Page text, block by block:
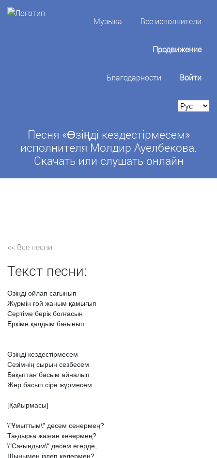
Музыка Все исполнители
Продвижение
Благодарности Войти
Песня «Өзіңді кездестірмесем»
исполнителя Молдир Ауелбекова.
Скачать или слушать онлайн
<< Все песни
Текст песни:
Өзіңді ойлап сағынып
Жүрмін ғой жаным қамығып
Сертіме берік болғасын
Еркіме қалдым бағынып
Өзіңді кездестірмесем
Сезімнің сырын сезбесем
Бақыттан басым айналып
Жер басып сірə жүрмесем
[Қайырмасы]
\"Ұмыттым\" десем сенермең?
Тағдырға жазған көнермең?
\"Сағындым\" десем егерде,
Шынымен іздеп келермең?